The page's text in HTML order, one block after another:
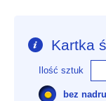
Kartka
Ilość sztuk
bez